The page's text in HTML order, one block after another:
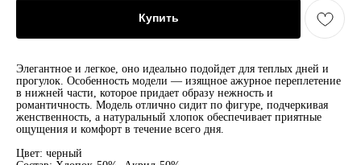
Купить
Элегантное и легкое, оно идеально подойдет для теплых дней и
прогулок. Особенность модели — изящное ажурное переплетение
в нижней части, которое придает образу нежность и
романтичность. Модель отлично сидит по фигуре, подчеркивая
женственность, а натуральный хлопок обеспечивает приятные
ощущения и комфорт в течение всего дня.
Цвет: черный